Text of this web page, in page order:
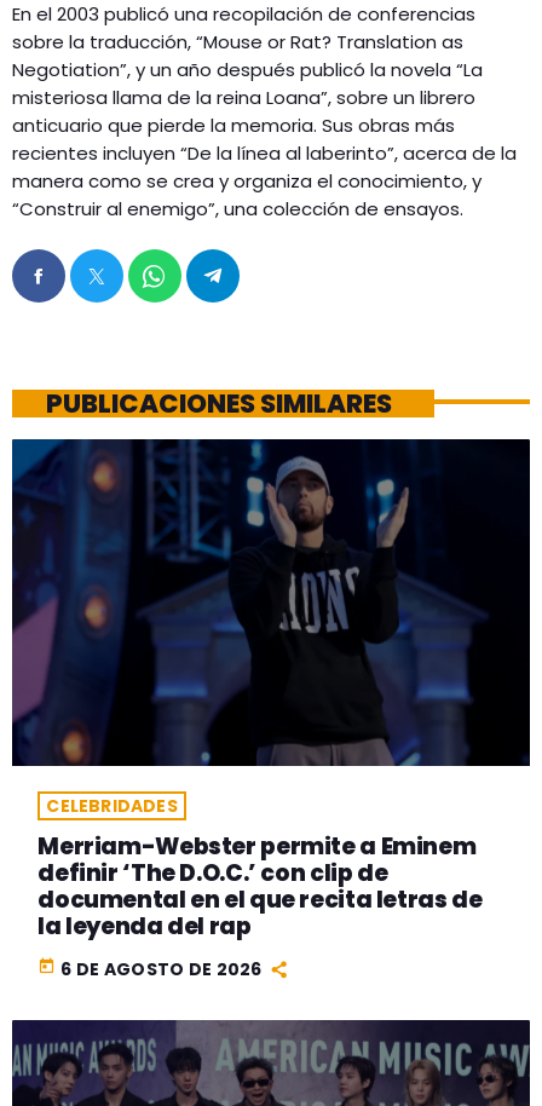
En el 2003 publicó una recopilación de conferencias
sobre la traducción, “Mouse or Rat? Translation as
Negotiation”, y un año después publicó la novela “La
misteriosa llama de la reina Loana”, sobre un librero
anticuario que pierde la memoria. Sus obras más
recientes incluyen “De la línea al laberinto”, acerca de la
manera como se crea y organiza el conocimiento, y
“Construir al enemigo”, una colección de ensayos.
PUBLICACIONES SIMILARES
CELEBRIDADES
Merriam-Webster permite a Eminem
definir ‘The D.O.C.’ con clip de
documental en el que recita letras de
la leyenda del rap
today 6 DE AGOSTO DE 2026